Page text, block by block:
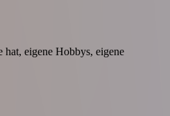
hat, eigene Hobbys, eigene